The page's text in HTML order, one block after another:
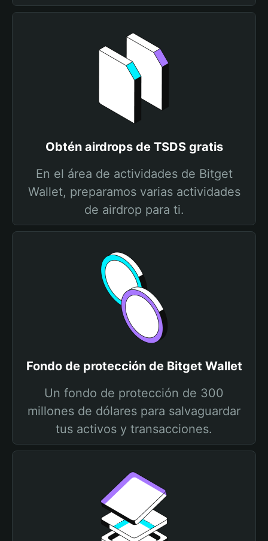
Obtén airdrops de TSDS gratis
En el área de actividades de Bitget
Wallet, preparamos varias actividades
de airdrop para ti.
Fondo de protección de Bitget Wallet
Un fondo de protección de 300
millones de dólares para salvaguardar
tus activos y transacciones.